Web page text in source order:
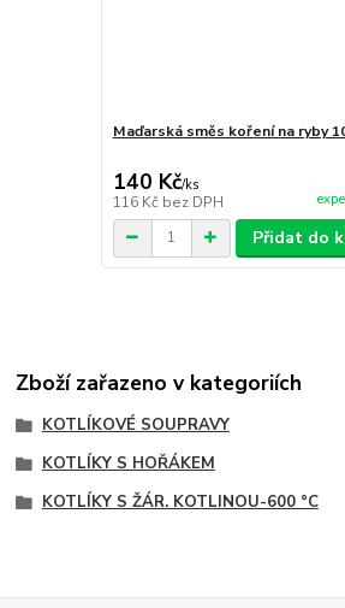
Maďarská směs koření na ryby
140 Kč/ks
116 Kč bez DPH
Přidat do
Zboží zařazeno v kategoriích
KOTLÍKOVÉ SOUPRAVY
KOTLÍKY S HOŘÁKEM
KOTLÍKY S ŽÁR. KOTLINOU-600 °C